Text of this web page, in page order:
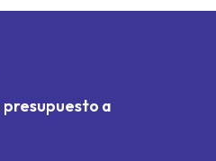
presupuesto a